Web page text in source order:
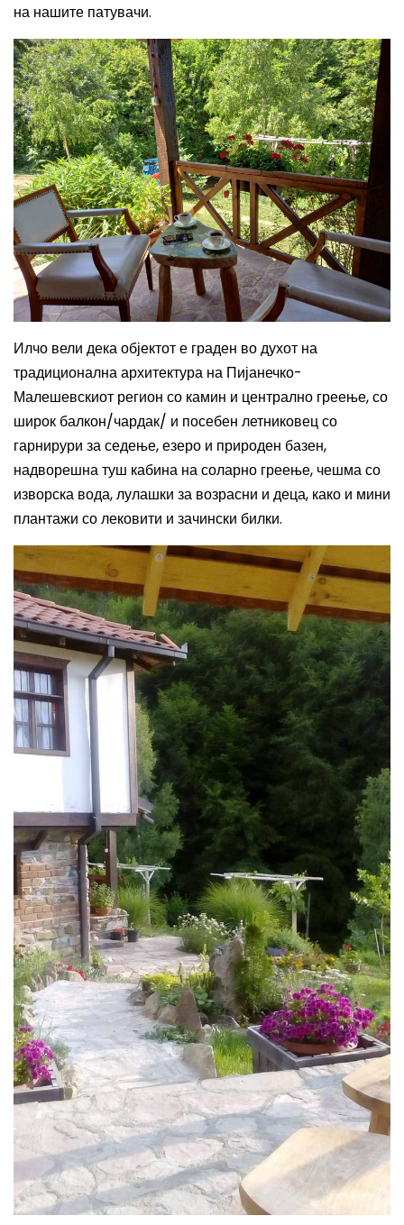
на нашите патувачи.
Илчо вели дека објектот е граден во духот на
традиционална архитектура на Пијанечко-
Малешевскиот регион со камин и централно греење, со
широк балкон/чардак/ и посебен летниковец со
гарнирури за седење, езеро и природен базен,
надворешна туш кабина на соларно греење, чешма со
изворска вода, лулашки за возрасни и деца, како и мини
плантажи со лековити и зачински билки.